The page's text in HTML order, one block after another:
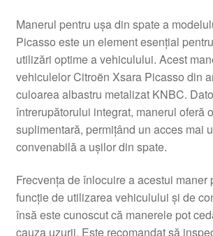
Manerul pentru ușa din spate a
Picasso este un element esențial
utilizări optime a vehiculului. Acest
vehiculelor Citroën Xsara Picasso din
culoarea albastru metalizat KNBC.
întrerupătorului integrat, manerul oferă
suplimentară, permițând un acces mai
convenabilă a ușilor din spate.
Frecvența de înlocuire a acestui maner
funcție de utilizarea vehiculului și de
însă este cunoscut că manerele pot
cauza uzurii. Este recomandat să